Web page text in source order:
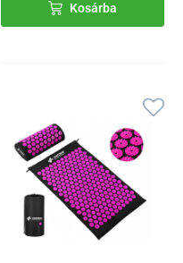
Kosárba